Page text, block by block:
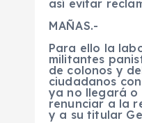
así evitar
MAÑAS.-
Para ello la
militantes
de colonos y
ciudadanos
ya no llegará o
renunciar a la
y a su titular